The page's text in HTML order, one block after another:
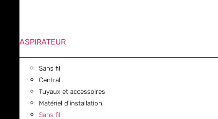
ASPIRATEUR
Sans fil
Central
Tuyaux et accessoires
Matériel d’installation
Sans fil